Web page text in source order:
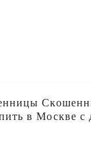
в Москве с